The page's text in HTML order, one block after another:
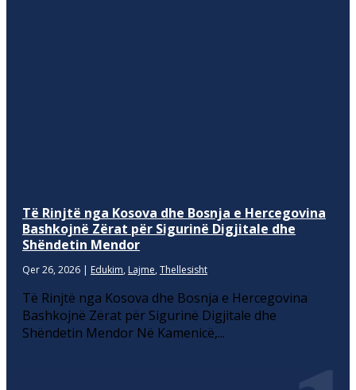
Të Rinjtë nga Kosova dhe Bosnja e Hercegovina
Bashkojnë Zërat për Sigurinë Digjitale dhe
Shëndetin Mendor
Qer 26, 2026 | Edukim, Lajme, Thellesisht
Të Rinjtë nga Kosova dhe Bosnja e Hercegovina
Bashkojnë Zërat për Sigurinë Digjitale dhe
Shëndetin Mendor Në Kamenicë,...